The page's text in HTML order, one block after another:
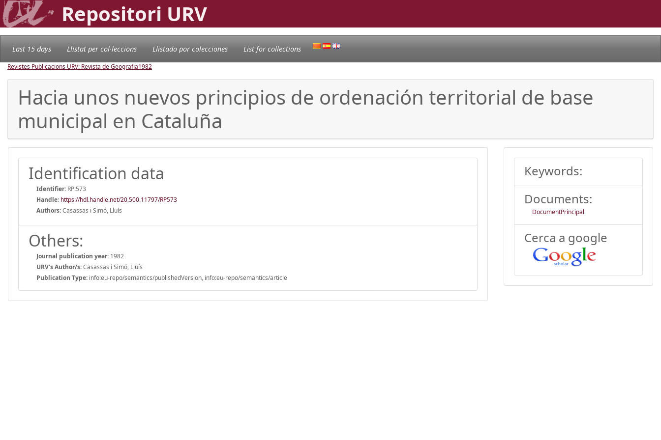
Repositori URV
Last 15 days Llistat per col·leccions Llistado por colecciones List for collections
Revistes Publicacions URV: Revista de Geografia1982
Hacia unos nuevos principios de ordenación territorial de base
municipal en Cataluña
Identification data
Identifier: RP:573
Handle: https://hdl.handle.net/20.500.11797/RP573
Authors:Casassas i Simó, Lluís
Others:
Journal publication year: 1982
URV's Author/s:Casassas i Simó, Lluís
Publication Type: info:eu-repo/semantics/publishedVersion, info:eu-repo/semantics/article
Keywords:
Documents:
DocumentPrincipal
Cerca a google